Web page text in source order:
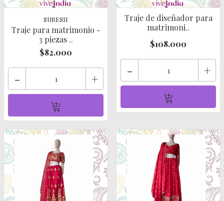
SURESH
Traje para matrimonio -
3 piezas ..
$82.000
- +
Traje de diseñador para
matrimoni..
$108.000
- +